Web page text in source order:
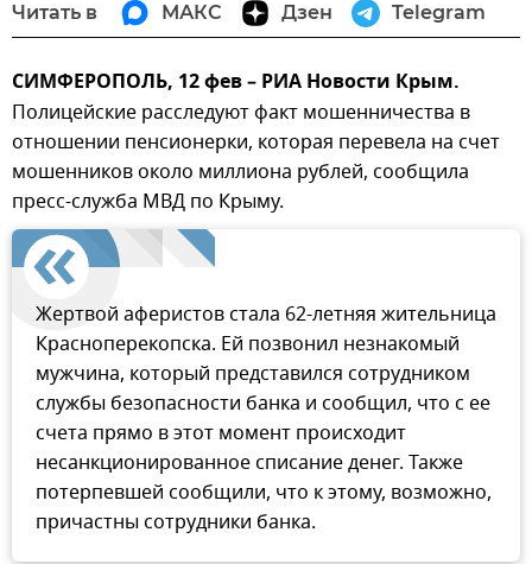
Читать в МАКС Дзен Telegram
СИМФЕРОПОЛЬ, 12 фев – РИА Новости Крым.
Полицейские расследуют факт мошенничества в
отношении пенсионерки, которая перевела на счет
мошенников около миллиона рублей, сообщила
пресс-служба МВД по Крыму.
Жертвой аферистов стала 62-летняя жительница
Красноперекопска. Ей позвонил незнакомый
мужчина, который представился сотрудником
службы безопасности банка и сообщил, что с ее
счета прямо в этот момент происходит
несанкционированное списание денег. Также
потерпевшей сообщили, что к этому, возможно,
причастны сотрудники банка.